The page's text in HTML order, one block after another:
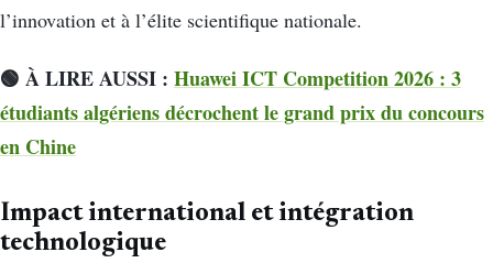
l’innovation et à l’élite scientifique nationale.
🟢 À LIRE AUSSI : Huawei ICT Competition 2026 : 3
étudiants algériens décrochent le grand prix du concours
en Chine
Impact international et intégration
technologique